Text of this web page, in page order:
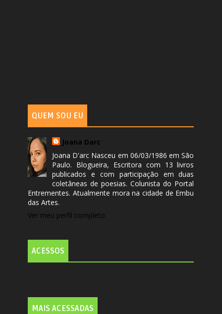
QUEM SOU EU
Joana Darc
Joana D'arc Nasceu em 06/03/1986 em São
Paulo. Blogueira, Escritora com 13 livros
publicados e com participação em duas
coletâneas de poesias. Colunista do Portal
Entrementes. Atualmente mora na cidade de Embu
das Artes.
Ver meu perfil completo
ACESSOS
MAIS ACESSADAS